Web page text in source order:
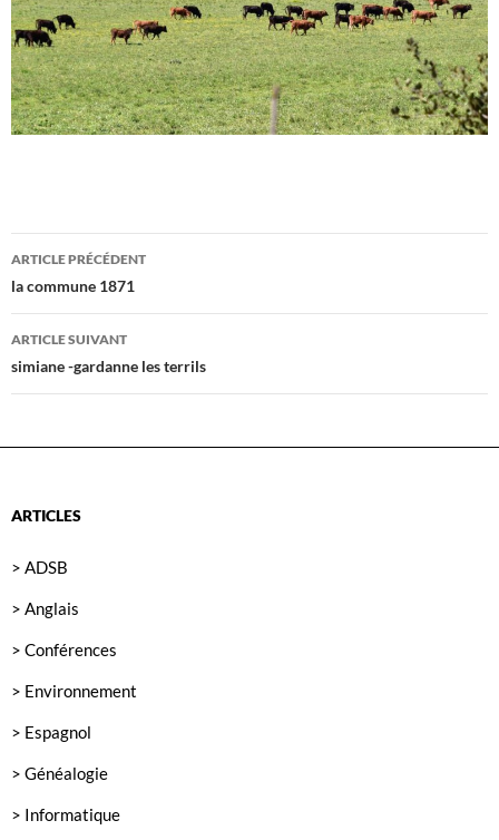
Navigation
des
articles
ARTICLE PRÉCÉDENT
la commune 1871
ARTICLE SUIVANT
simiane -gardanne les terrils
ARTICLES
> ADSB
> Anglais
> Conférences
> Environnement
> Espagnol
> Généalogie
> Informatique